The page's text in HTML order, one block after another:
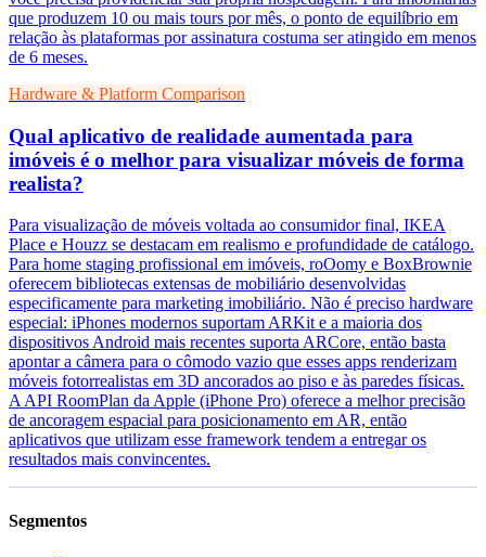
que produzem 10 ou mais tours por mês, o ponto de equilíbrio em
relação às plataformas por assinatura costuma ser atingido em menos
de 6 meses.
Hardware & Platform Comparison
Qual aplicativo de realidade aumentada para
imóveis é o melhor para visualizar móveis de forma
realista?
Para visualização de móveis voltada ao consumidor final, IKEA
Place e Houzz se destacam em realismo e profundidade de catálogo.
Para home staging profissional em imóveis, roOomy e BoxBrownie
oferecem bibliotecas extensas de mobiliário desenvolvidas
especificamente para marketing imobiliário. Não é preciso hardware
especial: iPhones modernos suportam ARKit e a maioria dos
dispositivos Android mais recentes suporta ARCore, então basta
apontar a câmera para o cômodo vazio que esses apps renderizam
móveis fotorrealistas em 3D ancorados ao piso e às paredes físicas.
A API RoomPlan da Apple (iPhone Pro) oferece a melhor precisão
de ancoragem espacial para posicionamento em AR, então
aplicativos que utilizam esse framework tendem a entregar os
resultados mais convincentes.
Segmentos